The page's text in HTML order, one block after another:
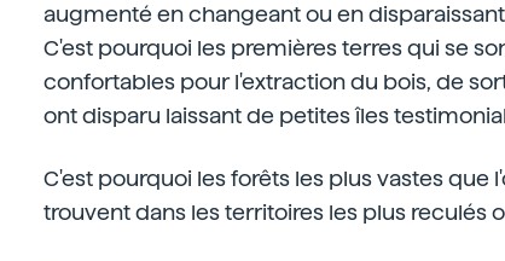
augmenté en changeant ou en
C'est pourquoi les premières terres qui se
confortables pour l'extraction du bois, de
ont disparu laissant de petites îles
C'est pourquoi les forêts les plus vastes que
trouvent dans les territoires les plus reculés